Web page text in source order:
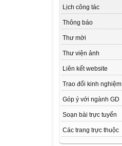
Lịch công tác
Thông báo
Thư mời
Thư viện ảnh
Liên kết website
Trao đổi kinh nghiệm
Góp ý với ngành GD
Soạn bài trực tuyến
Các trang trực thuộc